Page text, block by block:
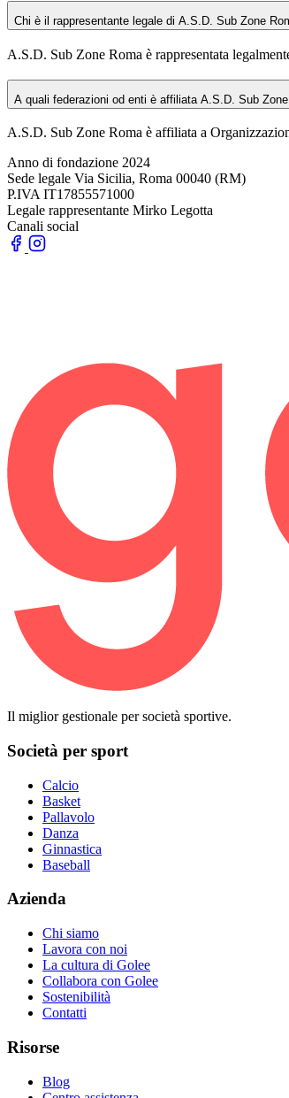
Chi è il rappresentante legale di A.S.D. Sub Zone
A.S.D. Sub Zone Roma è rappresentata
A quali federazioni od enti è affiliata A.S.D. Sub
A.S.D. Sub Zone Roma è affiliata a
Anno di fondazione 2024
Sede legale Via Sicilia, Roma 00040 (RM)
P.IVA IT17855571000
Legale rappresentante Mirko Legotta
Canali social
Il miglior gestionale per società sportive.
Società per sport
Calcio
Basket
Pallavolo
Danza
Ginnastica
Baseball
Azienda
Chi siamo
Lavora con noi
La cultura di Golee
Collabora con Golee
Sostenibilità
Contatti
Risorse
Blog